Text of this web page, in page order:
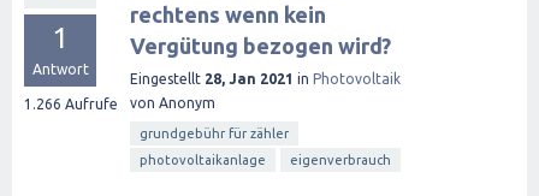
1
Antwort
1.266 Aufrufe
rechtens wenn kein
Vergütung bezogen wird?
Eingestellt 28, Jan 2021 in Photovoltaik
von Anonym
grundgebühr für zähler
photovoltaikanlage
eigenverbrauch